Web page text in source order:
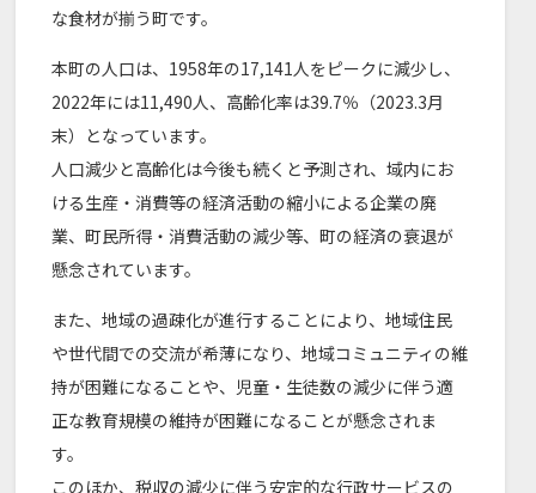
な食材が揃う町です。
本町の人口は、1958年の17,141人をピークに減少し、
2022年には11,490人、高齢化率は39.7％（2023.3月
末）となっています。
人口減少と高齢化は今後も続くと予測され、域内にお
ける生産・消費等の経済活動の縮小による企業の廃
業、町民所得・消費活動の減少等、町の経済の衰退が
懸念されています。
また、地域の過疎化が進行することにより、地域住民
や世代間での交流が希薄になり、地域コミュニティの維
持が困難になることや、児童・生徒数の減少に伴う適
正な教育規模の維持が困難になることが懸念されま
す。
このほか、税収の減少に伴う安定的な行政サービスの